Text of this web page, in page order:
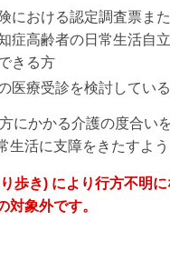
における認定調査票ま
症高齢者の日常生活自
きる方
医療受診を検討してい
にかかる介護の度合い
生活に支障をきたすよう
歩き) により行方不明
対象外です。